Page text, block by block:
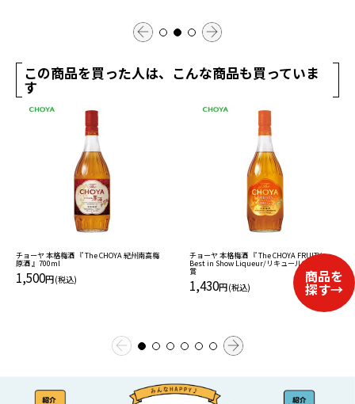
この商品を買った人は、こんな商品も買っていま
す
チョーヤ 本格梅酒 『 The CHOYA 紀州南高梅
原酒 』700ml
1,500円(税込)
チョーヤ 本格梅酒 『 The CHOYA FRUITY』
Best in Show Liqueur/リキュール世界No1受
賞
1,430円(税込)